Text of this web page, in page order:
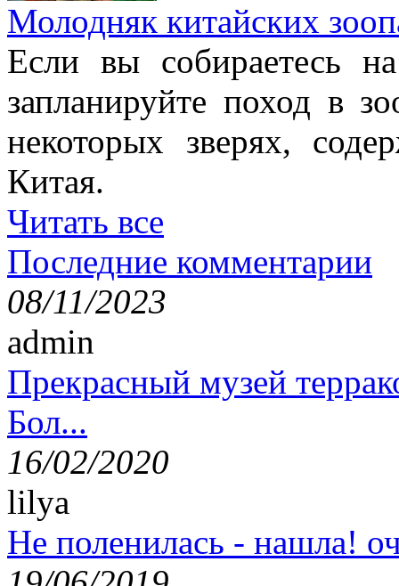
Молодняк китайских
Если вы собираетесь
запланируйте поход в
некоторых зверях,
Китая.
Читать все
Последние комментарии
08/11/2023
admin
Прекрасный музей
Бол...
16/02/2020
lilya
Не поленилась - нашла!